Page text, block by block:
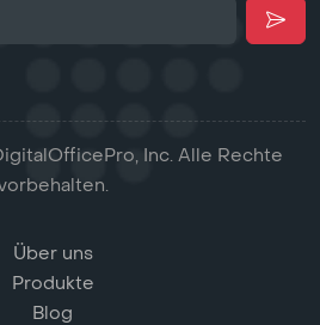
Inc. Alle Rechte
Über uns
Produkte
Blog